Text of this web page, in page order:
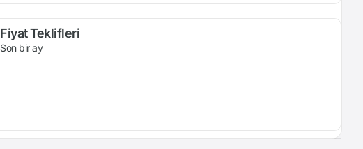
Fiyat Teklifleri
Son bir ay